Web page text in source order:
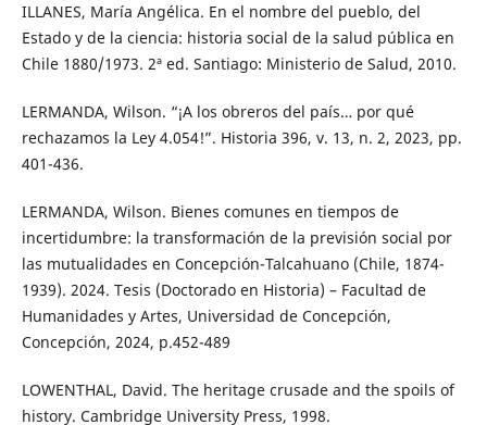
ILLANES, María Angélica. En el nombre del pueblo, del
Estado y de la ciencia: historia social de la salud pública en
Chile 1880/1973. 2ª ed. Santiago: Ministerio de Salud, 2010.
LERMANDA, Wilson. “¡A los obreros del país… por qué
rechazamos la Ley 4.054!”. Historia 396, v. 13, n. 2, 2023, pp.
401-436.
LERMANDA, Wilson. Bienes comunes en tiempos de
incertidumbre: la transformación de la previsión social por
las mutualidades en Concepción-Talcahuano (Chile, 1874-
1939). 2024. Tesis (Doctorado en Historia) – Facultad de
Humanidades y Artes, Universidad de Concepción,
Concepción, 2024, p.452-489
LOWENTHAL, David. The heritage crusade and the spoils of
history. Cambridge University Press, 1998.